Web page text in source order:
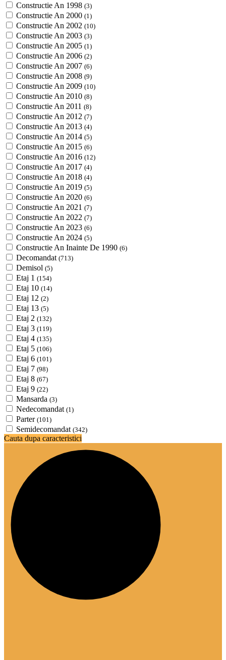
Constructie An 1998 (3)
Constructie An 2000 (1)
Constructie An 2002 (10)
Constructie An 2003 (3)
Constructie An 2005 (1)
Constructie An 2006 (2)
Constructie An 2007 (6)
Constructie An 2008 (9)
Constructie An 2009 (10)
Constructie An 2010 (8)
Constructie An 2011 (8)
Constructie An 2012 (7)
Constructie An 2013 (4)
Constructie An 2014 (5)
Constructie An 2015 (6)
Constructie An 2016 (12)
Constructie An 2017 (4)
Constructie An 2018 (4)
Constructie An 2019 (5)
Constructie An 2020 (6)
Constructie An 2021 (7)
Constructie An 2022 (7)
Constructie An 2023 (6)
Constructie An 2024 (5)
Constructie An Inainte De 1990 (6)
Decomandat (713)
Demisol (5)
Etaj 1 (154)
Etaj 10 (14)
Etaj 12 (2)
Etaj 13 (5)
Etaj 2 (132)
Etaj 3 (119)
Etaj 4 (135)
Etaj 5 (106)
Etaj 6 (101)
Etaj 7 (98)
Etaj 8 (67)
Etaj 9 (22)
Mansarda (3)
Nedecomandat (1)
Parter (101)
Semidecomandat (342)
Cauta dupa caracteristici